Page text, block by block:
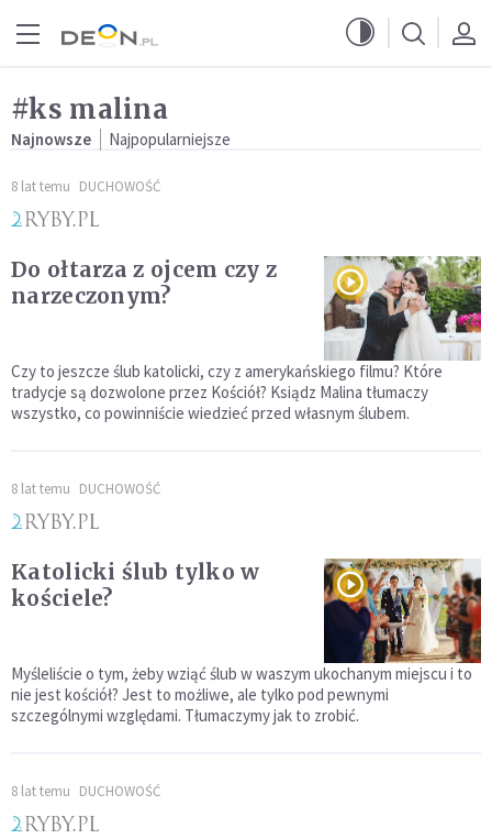
#ks malina
Najnowsze Najpopularniejsze
8 lat temu DUCHOWOŚĆ
Do ołtarza z ojcem czy z
narzeczonym?
Czy to jeszcze ślub katolicki, czy z amerykańskiego filmu? Które
tradycje są dozwolone przez Kościół? Ksiądz Malina tłumaczy
wszystko, co powinniście wiedzieć przed własnym ślubem.
8 lat temu DUCHOWOŚĆ
Katolicki ślub tylko w
kościele?
Myśleliście o tym, żeby wziąć ślub w waszym ukochanym miejscu i to
nie jest kościół? Jest to możliwe, ale tylko pod pewnymi
szczególnymi względami. Tłumaczymy jak to zrobić.
8 lat temu DUCHOWOŚĆ